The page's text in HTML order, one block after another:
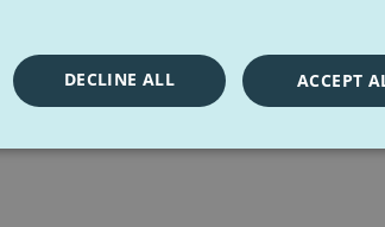
ACCEPT
DECLINE ALL